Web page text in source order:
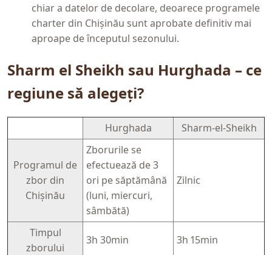
chiar a datelor de decolare, deoarece programele
charter din Chișinău sunt aprobate definitiv mai
aproape de începutul sezonului.
Sharm el Sheikh sau Hurghada – ce
regiune să alegeți?
Hurghada Sharm-el-Sheikh
Programul de
zbor din
Chișinău
Zborurile se
efectuează de 3
ori pe săptămână
(luni, miercuri,
sâmbătă)
Zilnic
Timpul
zborului
3h 30min 3h 15min